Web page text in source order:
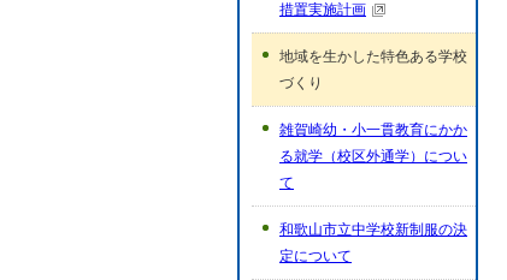
措置実施計画
地域を生かした特色ある学校
づくり
雑賀崎幼・小一貫教育にかか
る就学（校区外通学）につい
て
和歌山市立中学校新制服の決
定について